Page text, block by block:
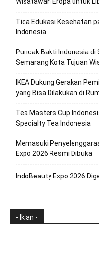
Tiga Edukasi Kesehatan
Indonesia
Puncak Bakti Indonesia di
Semarang Kota Tujuan
IKEA Dukung Gerakan
yang Bisa Dilakukan di
Tea Masters Cup
Specialty Tea Indonesia
Memasuki
Expo 2026 Resmi Dibuka
IndoBeauty Expo 2026
- Iklan -